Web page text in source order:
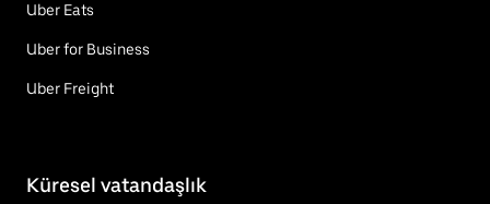
Uber Eats
Uber for Business
Uber Freight
Küresel vatandaşlık